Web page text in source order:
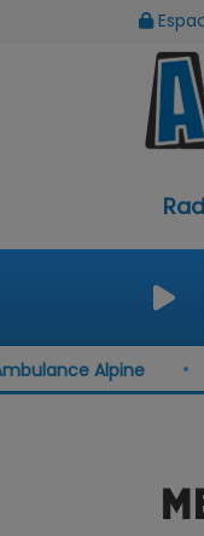
Alpine